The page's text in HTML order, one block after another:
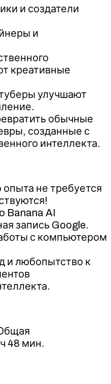
и создатели
и
креативные
улучшают
обычные
созданные с
интеллекта.
не требуется
Banana AI
запись Google.
с компьютером
и любопытство к
48 мин.